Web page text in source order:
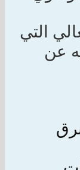
التي
عن